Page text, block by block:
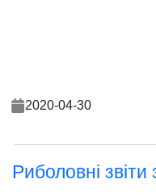
2020-04-30
Риболовні